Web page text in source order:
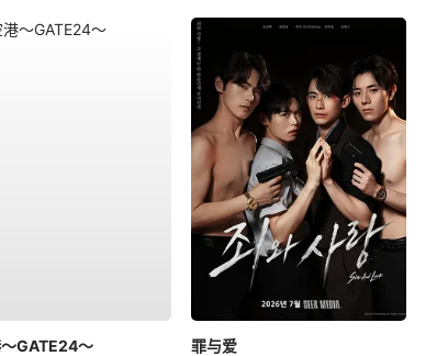
GATE24～
罪与爱